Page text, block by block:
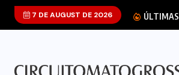
7 DE AUGUST DE 2026 ÚLTIMAS